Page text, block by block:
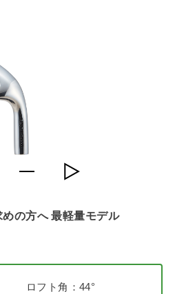
の方へ 最軽量モデル
ロフト角：44°